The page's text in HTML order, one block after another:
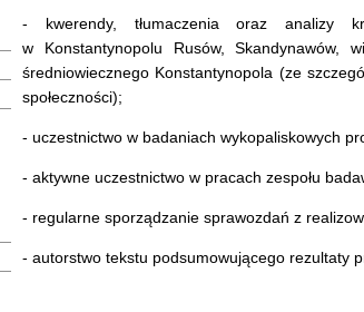
- kwerendy, tłumaczenia oraz analizy
w Konstantynopolu Rusów, Skandynawów,
średniowiecznego Konstantynopola (ze
społeczności);
- uczestnictwo w badaniach wykopaliskowych
- aktywne uczestnictwo w pracach zespołu
- regularne sporządzanie sprawozdań z
- autorstwo tekstu podsumowującego rezultaty